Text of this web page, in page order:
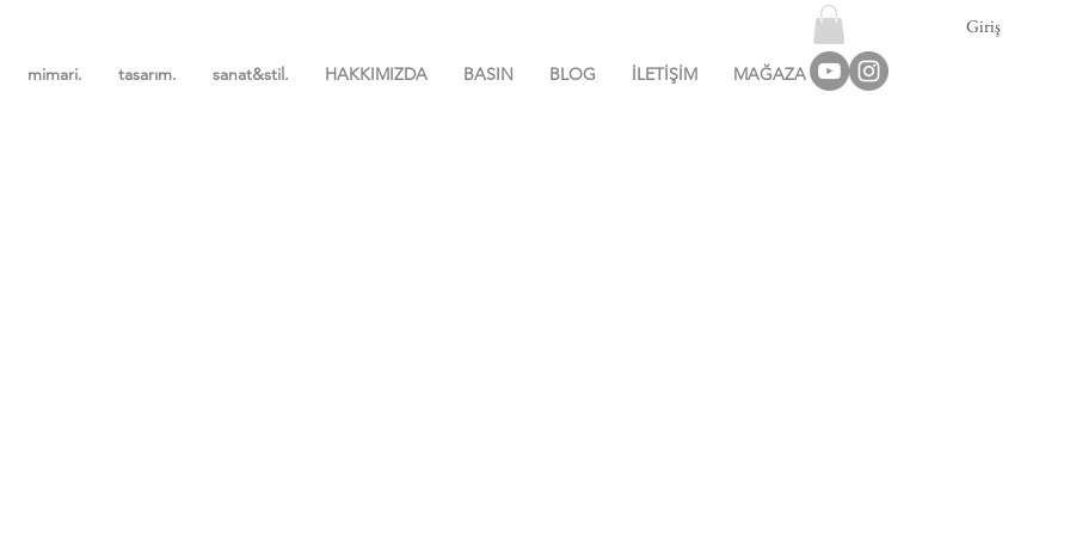
mimari. tasarım. sanat&stil. HAKKIMIZDA BASIN BLOG İLETİŞİM MAĞAZA
Giriş